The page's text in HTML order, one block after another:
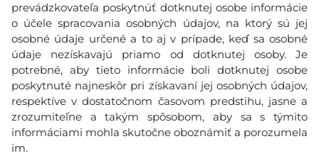
prevádzkovateľa poskytnúť dotknutej osobe informácie
o účele spracovania osobných údajov, na ktorý sú jej
osobné údaje určené a to aj v prípade, keď sa osobné
údaje nezískavajú priamo od dotknutej osoby. Je
potrebné, aby tieto informácie boli dotknutej osobe
poskytnuté najneskôr pri získavaní jej osobných údajov,
respektíve v dostatočnom časovom predstihu, jasne a
zrozumiteľne a takým spôsobom, aby sa s týmito
informáciami mohla skutočne oboznámiť a porozumela
im.